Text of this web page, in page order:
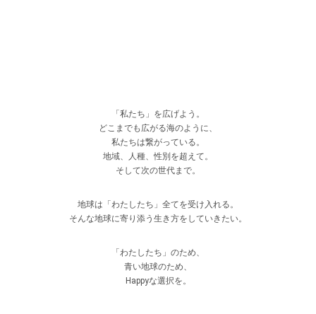
「私たち」を広げよう。
どこまでも広がる海のように、
私たちは繋がっている。
地域、人種、性別を超えて。
そして次の世代まで。
地球は「わたしたち」全てを受け入れる。
そんな地球に寄り添う生き方をしていきたい。
「わたしたち」のため、
青い地球のため、
Happyな選択を。